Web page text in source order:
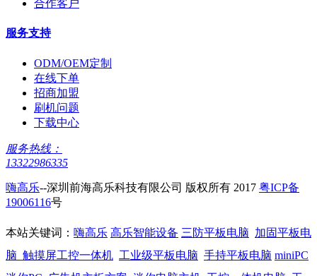
合作客户
服务支持
ODM/OEM定制
在线下单
招商加盟
刷机问题
下载中心
服务热线：
13322986335
嗨高乐--深圳前海高乐科技有限公司 版权所有 2017 粤ICP备
19006116号
本站关键词： 嗨高乐 高乐智能设备 三防平板电脑 加固平板电
脑 触摸屏工控一体机 工业级平板电脑 手持平板电脑 miniPC